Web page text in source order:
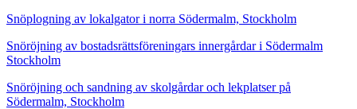
Snöplogning av lokalgator i norra Södermalm, Stockholm
Snöröjning av bostadsrättsföreningars innergårdar i Södermalm
Stockholm
Snöröjning och sandning av skolgårdar och lekplatser på
Södermalm, Stockholm